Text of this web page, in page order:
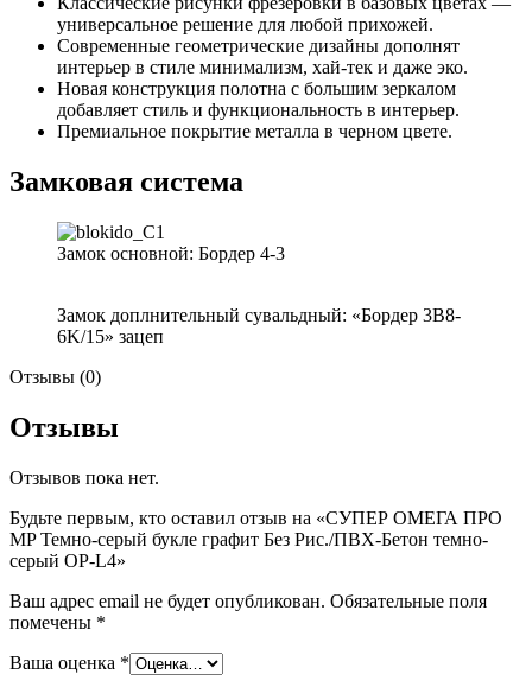
универсальное решение для любой прихожей.
Современные геометрические дизайны дополнят
интерьер в стиле минимализм, хай-тек и даже эко.
Новая конструкция полотна с большим зеркалом
добавляет стиль и функциональность в интерьер.
Премиальное покрытие металла в черном цвете.
Замковая система
Замок основной: Бордер 4-3
Замок доплнительный сувальдный: «Бордер 3B8-
6K/15» зацеп
Отзывы (0)
Отзывы
Отзывов пока нет.
Будьте первым, кто оставил отзыв на «СУПЕР ОМЕГА ПРО
MP Темно-серый букле графит Без Рис./ПВХ-Бетон темно-
серый OP-L4»
Ваш адрес email не будет опубликован. Обязательные поля
помечены *
Ваша оценка *